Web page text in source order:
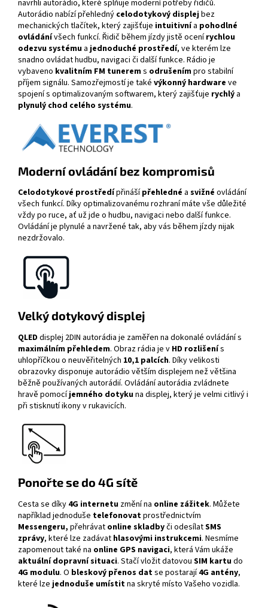
navrhli autorádio, které splňuje moderní potřeby řidičů.
Autorádio nabízí přehledný celodotykový displejbez
mechanických tlačítek, který zajišťuje intuitivnía pohodlné
ovládánívšech funkcí. Řidič během jízdy jistě ocenírychlou
odezvu systému a jednoduché prostředí, ve kterém lze
snadno ovládat hudbu, navigaci či další funkce. Rádio je
vybaveno kvalitním FM tunerems odrušenímpro stabilní
příjem signálu. Samozřejmostí je také výkonný hardware ve
spojení s optimalizovaným softwarem, který zajišťuje rychlý a
plynulý chod celého systému.
Moderní ovládání bez kompromisů
Celodotykové prostředípřinášípřehledné a svižné ovládání
všech funkcí. Díky optimalizovanému rozhraní máte vše důležité
vždy po ruce, ať už jde o hudbu, navigaci nebo další funkce.
Ovládání je plynulé a navržené tak, aby vás během jízdy nijak
nezdržovalo.
Velký dotykový displej
QLED displej 2DIN autorádia je zaměřen na dokonalé ovládání s
maximálním přehledem. Obraz rádia je v HD rozlišenís
uhlopříčkou o neuvěřitelných 10,1 palcích. Díky velikosti
obrazovky disponuje autorádio větším displejem než většina
běžně používaných autorádií. Ovládání autorádia zvládnete
hravě pomocíjemného dotykuna displej, který je velmi citlivý i
při stisknutí ikony v rukavicích.
Ponořte se do 4G sítě
Cesta se díky 4G internetu změní na online zážitek. Můžete
například jednoduše telefonovatprostřednictvím
Messengeru, přehrávat online skladbyči odesílatSMS
zprávy, které lze zadávat hlasovými instrukcemi. Nesmíme
zapomenout také na online GPS navigaci, která Vám ukáže
aktuální dopravní situaci. Stačí vložit datovou SIM kartudo
4G modulu. O bleskový přenos datse postarají4G antény,
které lze jednoduše umístitna skryté místo Vašeho vozidla.